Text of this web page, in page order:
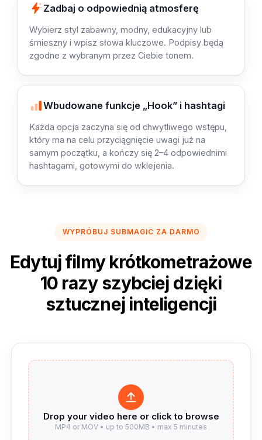
Zadbaj o odpowiednią atmosferę
Wybierz styl zabawny, modny, edukacyjny lub
śmieszny i wpisz słowa kluczowe. Podpisy będą
zgodne z wybranym przez Ciebie tonem.
Wbudowane funkcje „Hook” i hashtagi
Każda opcja zaczyna się od chwytliwego wstępu,
który ma na celu przyciągnięcie uwagi już na
samym początku, a kończy się 2–4 odpowiednimi
hashtagami, gotowymi do wklejenia.
WYPRÓBUJ SUBMAGIC ZA DARMO
Edytuj filmy krótkometrażowe
10 razy szybciej dzięki
sztucznej inteligencji